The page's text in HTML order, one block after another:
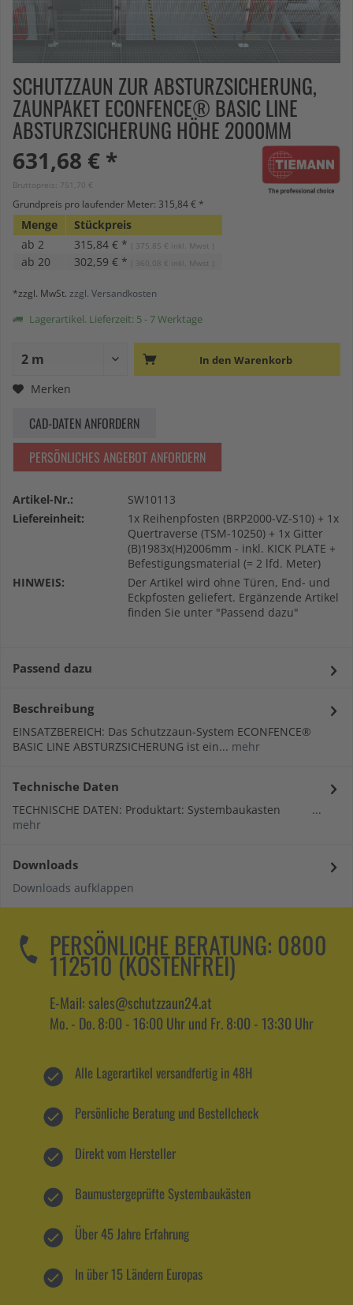
SCHUTZZAUN ZUR ABSTURZSICHERUNG,
ZAUNPAKET ECONFENCE® BASIC LINE
ABSTURZSICHERUNG HÖHE 2000MM
631,68 € *
Bruttopreis: 751,70 €
Grundpreis pro laufender Meter: 315,84 € *
Menge
Stückpreis
ab 2 315,84 € * ( 375,85 € inkl. Mwst )
ab 20 302,59 € * ( 360,08 € inkl. Mwst )
*zzgl. MwSt. zzgl. Versandkosten
Lagerartikel. Lieferzeit: 5 - 7 Werktage
In den Warenkorb
Merken
CAD-DATEN ANFORDERN
PERSÖNLICHES ANGEBOT ANFORDERN
Artikel-Nr.:
SW10113
Liefereinheit:
1x Reihenpfosten (BRP2000-VZ-S10) + 1x
Quertraverse (TSM-10250) + 1x Gitter
(B)1983x(H)2006mm - inkl. KICK PLATE +
Befestigungsmaterial (= 2 lfd. Meter)
HINWEIS:
Der Artikel wird ohne Türen, End- und
Eckpfosten geliefert. Ergänzende Artikel
finden Sie unter "Passend dazu"
Passend dazu
Beschreibung
EINSATZBEREICH: Das Schutzzaun-System ECONFENCE®
BASIC LINE ABSTURZSICHERUNG ist ein... mehr
Technische Daten
TECHNISCHE DATEN: Produktart: Systembaukasten ...
mehr
Downloads
Downloads aufklappen
PERSÖNLICHE BERATUNG: 0800
112510 (KOSTENFREI)
E-Mail: sales@schutzzaun24.at
Mo. - Do. 8:00 - 16:00 Uhr und Fr. 8:00 - 13:30 Uhr
Alle Lagerartikel versandfertig in 48H
Persönliche Beratung und Bestellcheck
Direkt vom Hersteller
Baumustergeprüfte Systembaukästen
Über 45 Jahre Erfahrung
In über 15 Ländern Europas